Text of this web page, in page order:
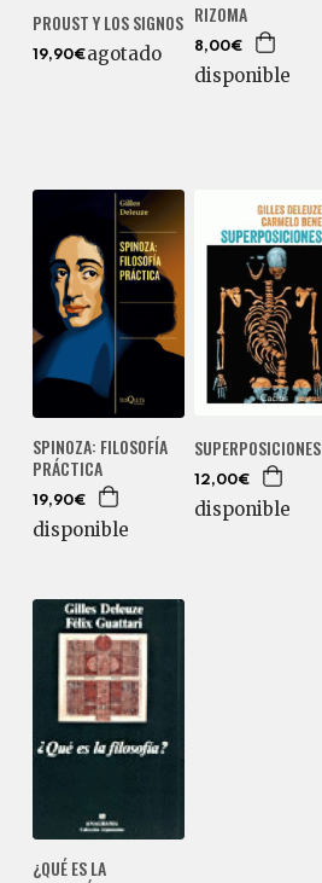
PROUST Y LOS SIGNOS
19,90€agotado
RIZOMA
8,00€
disponible
SPINOZA: FILOSOFÍA
PRÁCTICA
19,90€
disponible
SUPERPOSICIONES
12,00€
disponible
¿QUÉ ES LA